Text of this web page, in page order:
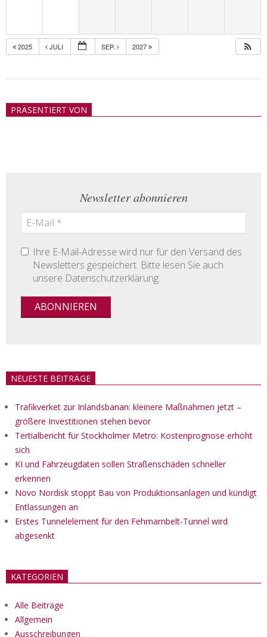
2025 JULI SEP. 2027
21PRÄSENTIERT VON
Newsletter abonnieren
Ihre E-Mail-Adresse wird nur für den Versand des
Newsletters gespeichert. Bitte lesen Sie auch
unsere Datenschutzerklärung.
NEUESTE BEITRÄGE
Trafikverket zur Inlandsbanan: kleinere Maßnahmen jetzt –
größere Investitionen stehen bevor
Tertialbericht für Stockholmer Metro: Kostenprognose erhöht
sich
KI und Fahrzeugdaten sollen Straßenschäden schneller
erkennen
Novo Nordisk stoppt Bau von Produktionsanlagen und kündigt
Entlassungen an
Erstes Tunnelelement für den Fehmarnbelt-Tunnel wird
abgesenkt
KATEGORIEN
Alle Beiträge
Allgemein
Ausschreibungen